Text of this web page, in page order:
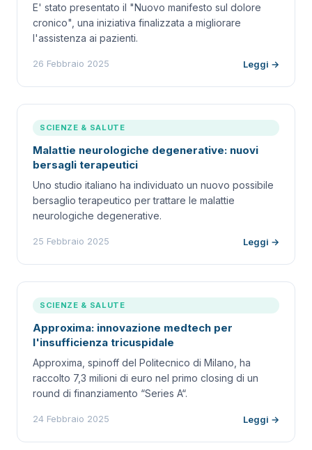
E' stato presentato il "Nuovo manifesto sul dolore
cronico", una iniziativa finalizzata a migliorare
l'assistenza ai pazienti.
26 Febbraio 2025 Leggi →
SCIENZE & SALUTE
Malattie neurologiche degenerative: nuovi
bersagli terapeutici
Uno studio italiano ha individuato un nuovo possibile
bersaglio terapeutico per trattare le malattie
neurologiche degenerative.
25 Febbraio 2025 Leggi →
SCIENZE & SALUTE
Approxima: innovazione medtech per
l'insufficienza tricuspidale
Approxima, spinoff del Politecnico di Milano, ha
raccolto 7,3 milioni di euro nel primo closing di un
round di finanziamento “Series A“.
24 Febbraio 2025 Leggi →